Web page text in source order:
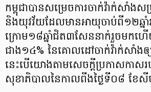
កម្ពុជាបានសម្រេចការចាក់វ៉ាក់សាំងស
និងយុវវ័យដែលមានអាយុចាប់ពី១២ឆ្
ក្រោម១៨ឆ្នាំជិត៣សែននាក់រួចមកហ
ជាង១៤% នៃគោលដៅចាក់វ៉ាក់សាំង
នេះបើយោងតាមសេចក្ដីប្រកាសកា
សុខាភិបាលនៃកាលពីងថ្ងៃទី០៨ ខែ